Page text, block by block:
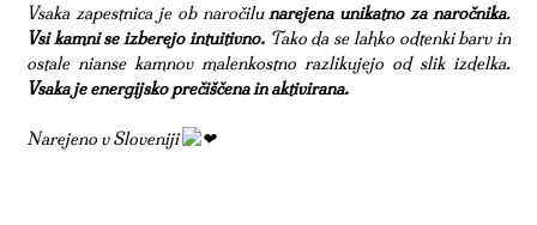
Vsaka zapestnica je ob naročilunarejena unikatno za naročnika.
Vsi kamni se izberejo intuitivno.Tako da se lahko odtenki barv in
ostale nianse kamnov malenkostno razlikujejo od slik izdelka.
Vsaka je energijsko prečiščena in aktivirana.
Narejeno v Sloveniji